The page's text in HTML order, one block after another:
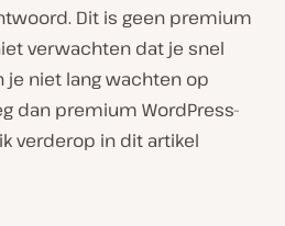
Dit is geen premium
verwachten dat je snel
je niet lang wachten op
dan premium WordPress-
verderop in dit artikel